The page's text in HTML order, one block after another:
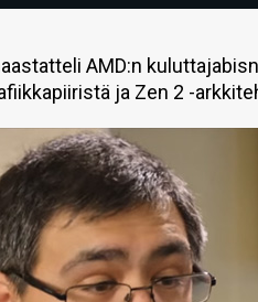
AMD:n
ja Zen 2 -